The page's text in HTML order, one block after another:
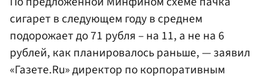
сигарет в следующем году в среднем
подорожает до 71 рубля – на 11, а не на 6
рублей, как планировалось раньше, — заявил
«Газете.Ru» директор по корпоративным